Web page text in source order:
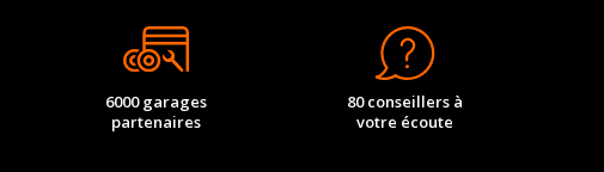
6000 garages
partenaires
80 conseillers à
votre écoute